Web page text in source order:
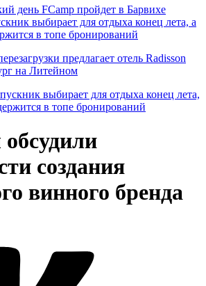
выбирает для отдыха конец лета, а
в топе бронирований
предлагает отель Radisson
на Литейном
создания
винного бренда